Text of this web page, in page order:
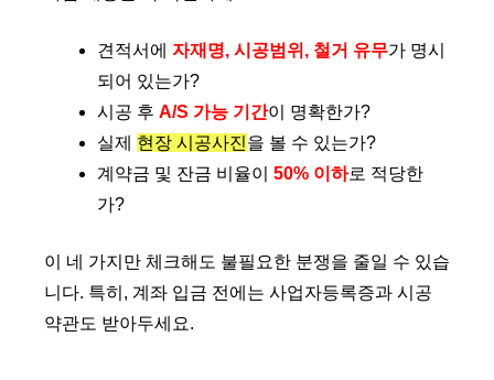
견적서에 자재명, 시공범위, 철거 유무가 명시
되어 있는가?
시공 후 A/S 가능 기간이 명확한가?
실제 현장 시공사진을 볼 수 있는가?
계약금 및 잔금 비율이 50% 이하로 적당한
가?
이 네 가지만 체크해도 불필요한 분쟁을 줄일 수 있습
니다. 특히, 계좌 입금 전에는 사업자등록증과 시공
약관도 받아두세요.